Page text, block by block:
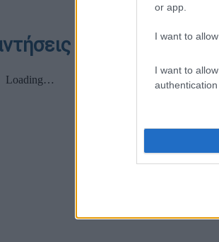
or app.
I want to
I want to
στη Βιολογία